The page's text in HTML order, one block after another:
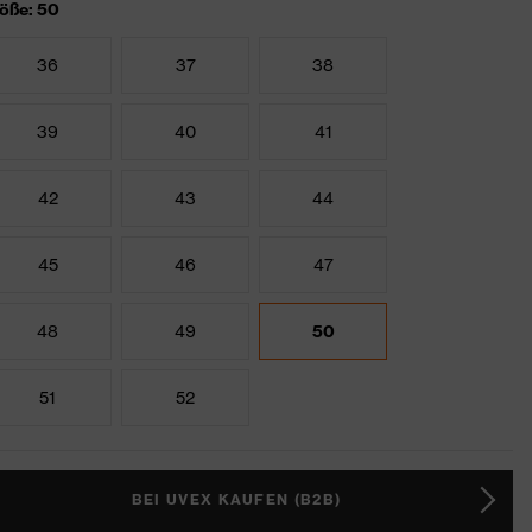
50
36 37 38
39 40 41
42 43 44
45 46 47
48 49 50
51 52
BEI UVEX KAUFEN (B2B)